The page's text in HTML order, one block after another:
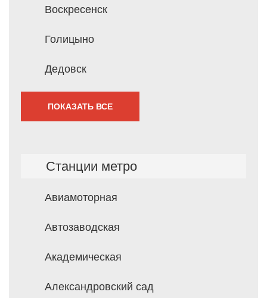
Воскресенск
Голицыно
Дедовск
ПОКАЗАТЬ ВСЕ
Станции метро
Авиамоторная
Автозаводская
Академическая
Александровский сад